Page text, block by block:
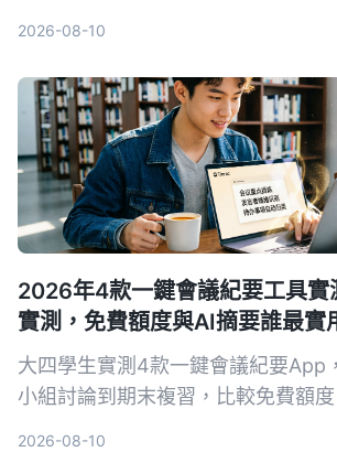
2026-08-10
2026年4款一鍵會議紀要工具實
實測，免費額度與AI摘要誰最實
大四學生實測4款一鍵會議紀要App
小組討論到期末複習，比較免費額
2026-08-10